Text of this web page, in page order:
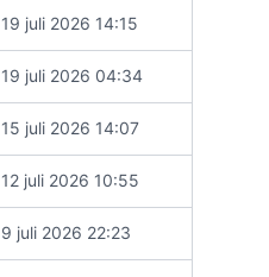
19 juli 2026 14:15
19 juli 2026 04:34
15 juli 2026 14:07
12 juli 2026 10:55
9 juli 2026 22:23